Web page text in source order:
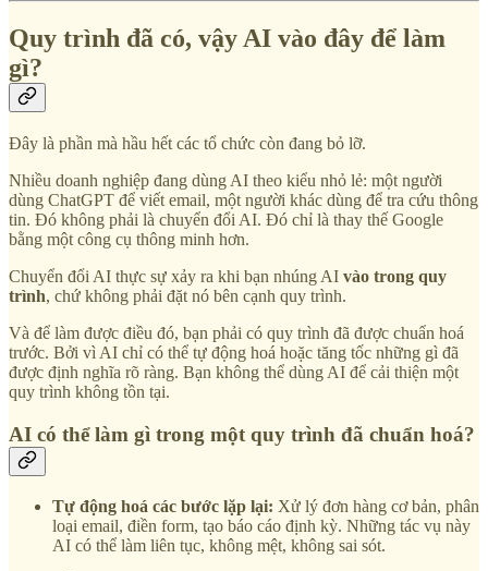
Quy trình đã có, vậy AI vào đây để làm
gì?
Đây là phần mà hầu hết các tổ chức còn đang bỏ lỡ.
Nhiều doanh nghiệp đang dùng AI theo kiểu nhỏ lẻ: một người
dùng ChatGPT để viết email, một người khác dùng để tra cứu thông
tin. Đó không phải là chuyển đổi AI. Đó chỉ là thay thế Google
bằng một công cụ thông minh hơn.
Chuyển đổi AI thực sự xảy ra khi bạn nhúng AI vào trong quy
trình, chứ không phải đặt nó bên cạnh quy trình.
Và để làm được điều đó, bạn phải có quy trình đã được chuẩn hoá
trước. Bởi vì AI chỉ có thể tự động hoá hoặc tăng tốc những gì đã
được định nghĩa rõ ràng. Bạn không thể dùng AI để cải thiện một
quy trình không tồn tại.
AI có thể làm gì trong một quy trình đã chuẩn hoá?
Tự động hoá các bước lặp lại: Xử lý đơn hàng cơ bản, phân
loại email, điền form, tạo báo cáo định kỳ. Những tác vụ này
AI có thể làm liên tục, không mệt, không sai sót.